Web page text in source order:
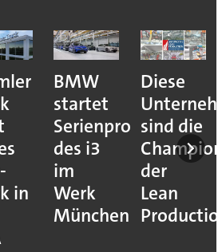
in
BMW
startet
Serienproduktion
des i3
im
Werk
München
Diese
sind die
der
Lean